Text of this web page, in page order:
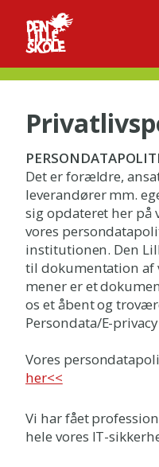
Det er forældre,
leverandører mm.
sig opdateret her på
vores
institutionen. Den
til dokumentation af
mener er et
os et åbent og
Persondata/E-
Vores
her<<
Vi har fået
hele vores IT-